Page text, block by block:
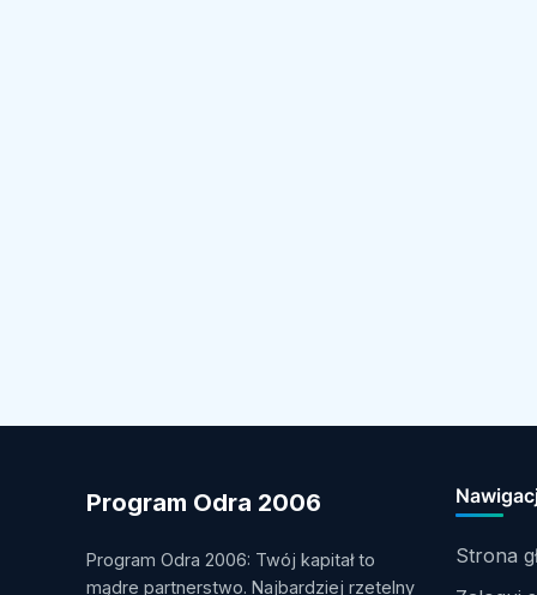
Program Odra 2006
Program Odra 2006: Twój kapitał to
mądre partnerstwo. Najbardziej rzetelny
Strona